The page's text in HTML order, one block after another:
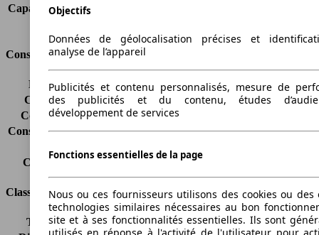
Capacité de remorquage (avec freins)
Consommation
Émissions de CO2*
-
Consommation (ville)
-
Consommation (route)
-
Consommation (combinée)* -
Capacité du réservoir
60 l
Classes d'assurance
Tous risques
Objectifs
Données de géolocalisation précises et
analyse de l’appareil
Publicités et contenu personnalisés, mesure de
des publicités et du contenu, études
développement de services
Fonctions essentielles de la page
Nous ou ces fournisseurs utilisons des cookies ou des
technologies similaires nécessaires au bon
site et à ses fonctionnalités essentielles. Ils sont
utilisés en réponse à l'activité de l'utilisateur pour